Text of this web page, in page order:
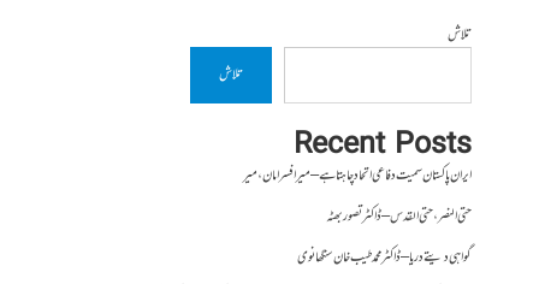
تلاش
تلاش
Recent Posts
ایران پاکستان سمیت دفاعی اتحاد چاہتا ہے – میر افسر امان،میر
حتی النصر ، حتی القدس – ڈاکٹر تصور بھٹہ
گواہی دیتے دریا – ڈاکٹر محمد طیب خان سنگھانوی